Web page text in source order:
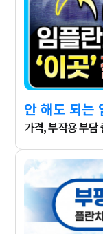
안 해도 되는
가격, 부작용 부담